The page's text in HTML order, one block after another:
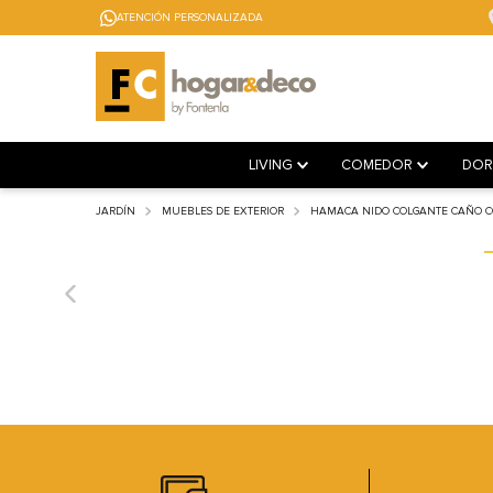
ATENCIÓN PERSONALIZADA
LIVING COMEDOR
JARDÍN MUEBLES DE EXTERIOR HAMACA NIDO COLGANTE CAÑO